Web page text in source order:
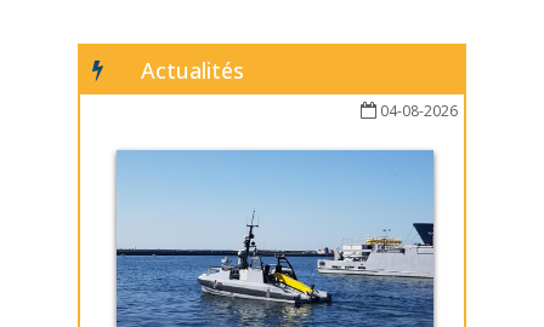
Actualités
04-08-2026